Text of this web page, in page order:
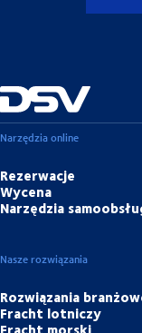
Narzędzia online
Rezerwacje
Wycena
Narzędzia
Nasze rozwiązania
Rozwiązania
Fracht lotniczy